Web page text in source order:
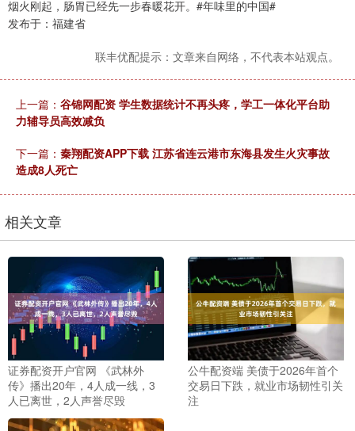
烟火刚起，肠胃已经先一步春暖花开。#年味里的中国#
发布于：福建省
联丰优配提示：文章来自网络，不代表本站观点。
上一篇： 谷锦网配资 学生数据统计不再头疼，学工一体化平台助
力辅导员高效减负
下一篇： 秦翔配资APP下载 江苏省连云港市东海县发生火灾事故
造成8人死亡
相关文章
证券配资开户官网 《武林外
传》播出20年，4人成一线，3
人已离世，2人声誉尽毁
公牛配资端 美债于2026年首个
交易日下跌，就业市场韧性引关
注